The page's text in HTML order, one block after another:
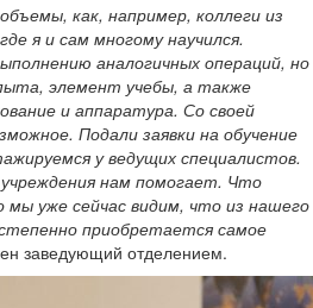
как, например, коллеги из
я и сам многому научился.
аналогичных операций, но
элемент учебы, а также
и аппаратура. Со своей
Подали заявки на обучение
у ведущих специалистов.
нам помогает. Что
мы уже сейчас видим, что из нашего
приобретается самое
заведующий отделением.